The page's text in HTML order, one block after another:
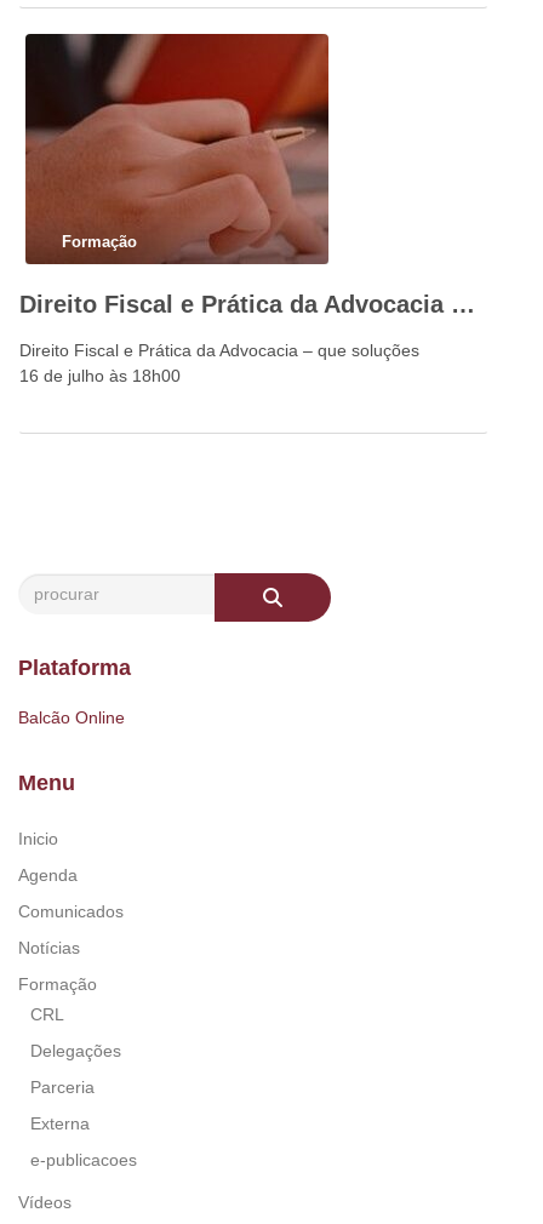
Formação
Direito Fiscal e Prática da Advocacia – que soluções
Direito Fiscal e Prática da Advocacia – que soluções
16 de julho às 18h00
Plataforma
Balcão Online
Menu
Inicio
Agenda
Comunicados
Notícias
Formação
CRL
Delegações
Parceria
Externa
e-publicacoes
Vídeos